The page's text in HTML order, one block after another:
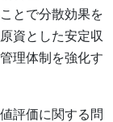
とで分散効果を
資とした安定収
理体制を強化す
評価に関する問